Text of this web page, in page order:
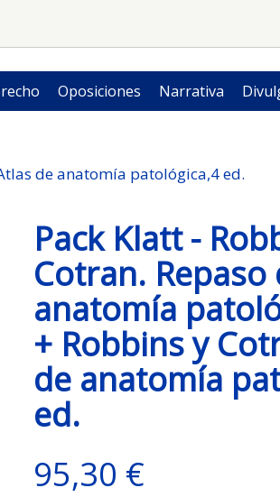
Oposiciones Narrativa
de anatomía patológica,4 ed.
Pack Klatt -
Cotran. Repaso
anatomía
+ Robbins y
de anatomía
ed.
95,30 €